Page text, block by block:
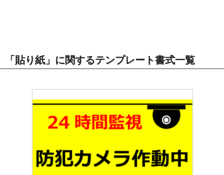
「貼り紙」に関するテンプレート書式一覧